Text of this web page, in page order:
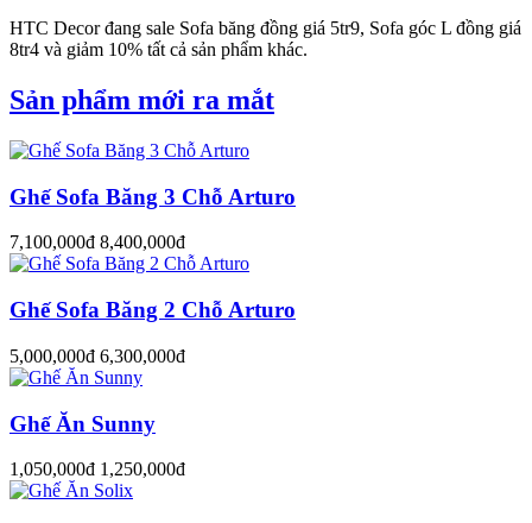
HTC Decor đang sale Sofa băng đồng giá 5tr9, Sofa góc L đồng giá
8tr4 và giảm 10% tất cả sản phẩm khác.
Sản phẩm mới ra mắt
Ghế Sofa Băng 3 Chỗ Arturo
7,100,000đ 8,400,000đ
Ghế Sofa Băng 2 Chỗ Arturo
5,000,000đ 6,300,000đ
Ghế Ăn Sunny
1,050,000đ 1,250,000đ